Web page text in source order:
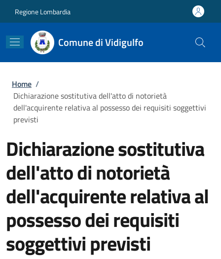
Regione Lombardia
Comune di Vidigulfo
Briciole di pane
Home /
Dichiarazione sostitutiva dell'atto di notorietà
dell'acquirente relativa al possesso dei requisiti soggettivi
previsti
Dichiarazione sostitutiva
dell'atto di notorietà
dell'acquirente relativa al
possesso dei requisiti
soggettivi previsti